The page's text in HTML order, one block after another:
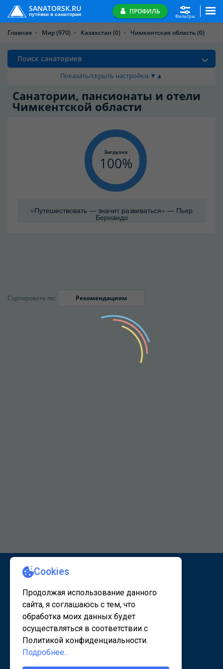
SANATORSK.RU
путёвки в санатории ПРОФИЛЬ
Фильтры
Главная Мир(970) Казахстан (0) Чимкентская область(0)
Поиск санаториев
Показать/скрыть настройки ▼▲
Санатории, пансионаты и отели
Чимкентской области
Загрузка
100
«Путешествовать — значит развиваться» — Пьер
Бернандо
Сортировать по: Рекомендациям
КАРТА САЙТА 1 КАРТА САЙТА 2
© 2020 - 2026, www.sanatorsk.ru